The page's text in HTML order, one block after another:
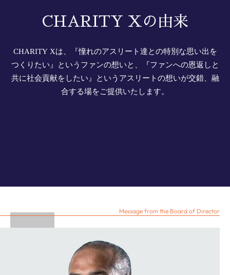
CHARITY Xの由来
CHARITY Xは、『憧れのアスリート達との特別な思い出を
つくりたい』というファンの想いと、『ファンへの恩返しと
共に社会貢献をしたい』というアスリートの想いが交錯、融
合する場をご提供いたします。
Message from the Board of Director